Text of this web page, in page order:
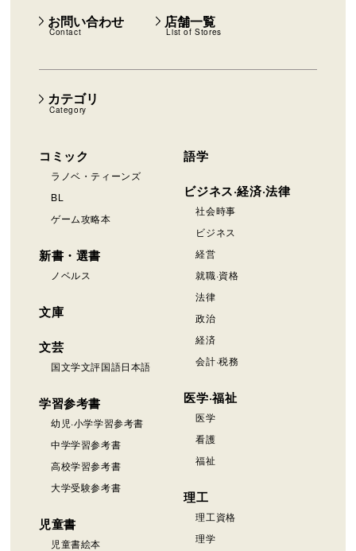
カテゴリ
Category
コミック
ラノベ・ティーンズ
BL
ゲーム攻略本
新書・選書
ノベルス
文庫
文芸
国文学文評国語日本語
学習参考書
幼児·小学学習参考書
中学学習参考書
高校学習参考書
大学受験参考書
児童書
児童書絵本
語学
ビジネス·経済·法律
社会時事
ビジネス
経営
就職·資格
法律
政治
経済
会計·税務
医学·福祉
医学
看護
福祉
理工
理工資格
理学
お問い合わせ
Contact
店舗一覧
List of Stores